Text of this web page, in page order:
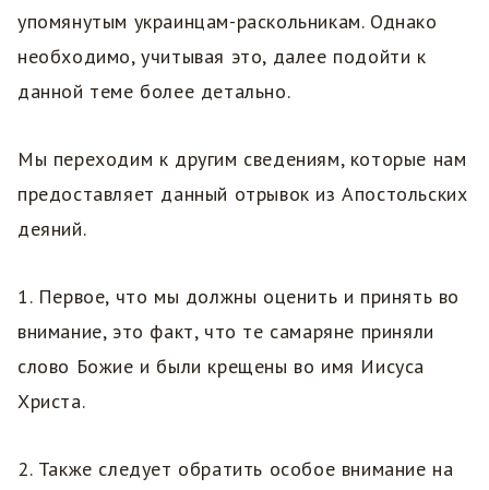
упомянутым украинцам-раскольникам. Однако
необходимо, учитывая это, далее подойти к
данной теме более детально.
Мы переходим к другим сведениям, которые нам
предоставляет данный отрывок из Апостольских
деяний.
1. Первое, что мы должны оценить и принять во
внимание, это факт, что те самаряне приняли
слово Божие и были крещены во имя Иисуса
Христа.
2. Также следует обратить особое внимание на